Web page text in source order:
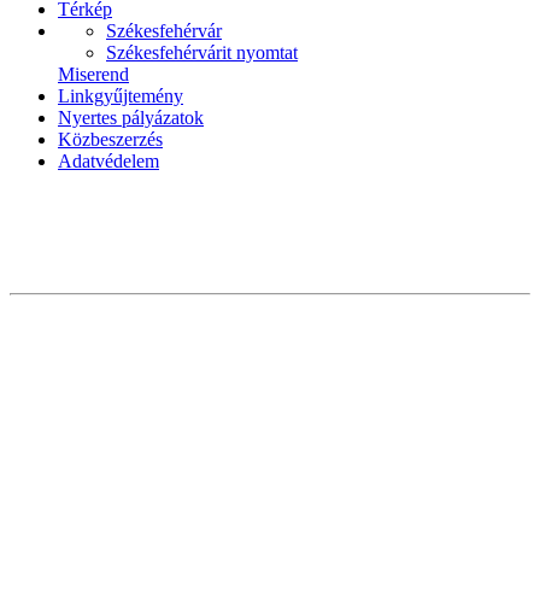
Térkép
Székesfehérvár
Székesfehérvárit nyomtat
Miserend
Linkgyűjtemény
Nyertes pályázatok
Közbeszerzés
Adatvédelem